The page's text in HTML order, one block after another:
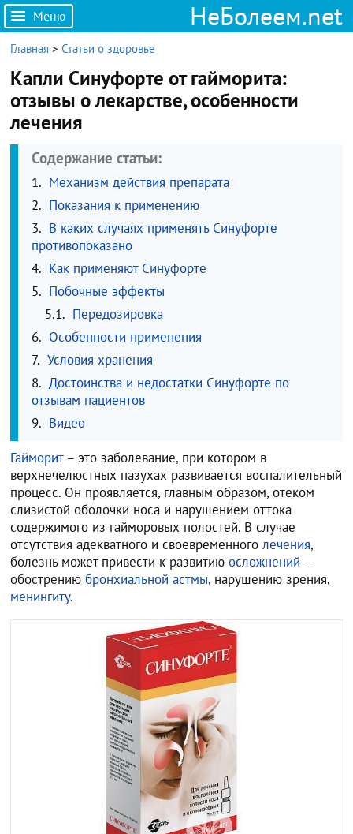
Меню НеБолеем.net
Главная >Статьи о здоровье
Капли Синуфорте от гайморита:
отзывы о лекарстве, особенности
лечения
Содержание статьи:
Механизм действия препарата
Показания к применению
В каких случаях применять Синуфорте
противопоказано
Как применяют Синуфорте
Побочные эффекты
Передозировка
Особенности применения
Условия хранения
Достоинства и недостатки Синуфорте по
отзывам пациентов
Видео
Гайморит– это заболевание, при котором в
верхнечелюстных пазухах развивается воспалительный
процесс. Он проявляется, главным образом, отеком
слизистой оболочки носа и нарушением оттока
содержимого из гайморовых полостей. В случае
отсутствия адекватного и своевременноголечения,
болезнь может привести к развитиюосложнений –
обострениюбронхиальной астмы, нарушению зрения,
менингиту.